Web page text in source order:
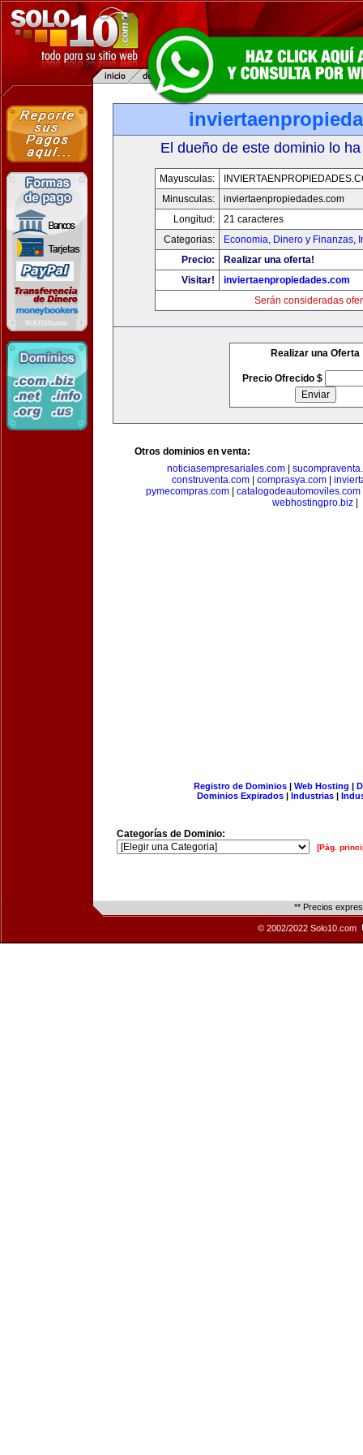
El dueño de este dominio lo
Mayusculas:
Minusculas:
inviertaenpropiedades.com
Longitud:
21 caracteres
Categorias:
Economia, Dinero y Finanzas,
Precio:
Realizar una oferta!
Visitar!
inviertaenpropiedades.com
Serán consideradas
Realizar una Oferta
Precio Ofrecido $
Otros dominios en venta:
noticiasempresariales.com|
construventa.com| comprasya.com|
pymecompras.com| catalogodeautomoviles.com
webhostingpro.biz
Registro de Dominios| Web Hosting |
Dominios Expirados | Industrias |
Categorías de Dominio:
[Pág.
** Precios
© 2002/2022 Solo10.com